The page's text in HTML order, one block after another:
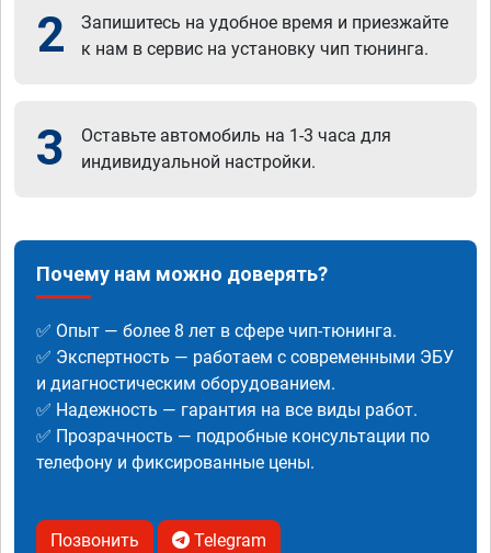
2
Запишитесь на удобное время и приезжайте
к нам в сервис на установку чип тюнинга.
3
Оставьте автомобиль на 1-3 часа для
индивидуальной настройки.
Почему нам можно доверять?
✅ Опыт — более 8 лет в сфере чип-тюнинга.
✅ Экспертность — работаем с современными ЭБУ
и диагностическим оборудованием.
✅ Надежность — гарантия на все виды работ.
✅ Прозрачность — подробные консультации по
телефону и фиксированные цены.
Позвонить Telegram